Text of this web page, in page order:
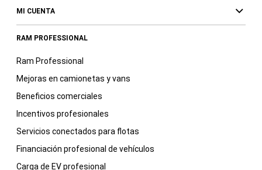
MI CUENTA
RAM PROFESSIONAL
Ram Professional
Mejoras en camionetas y vans
Beneficios comerciales
Incentivos profesionales
Servicios conectados para flotas
Financiación profesional de vehículos
Carga de EV profesional